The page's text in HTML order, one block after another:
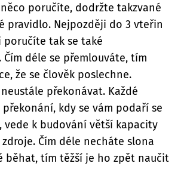
něco poručíte, dodržte takzvané
pravidlo. Nejpozději do 3 vteřin
poručíte tak se také
déle se přemlouváte, tím
že se člověk poslechne.
překonávat. Každé
kdy se vám podaří se
vede k budování větší kapacity
Čím déle necháte slona
běhat, tím těžší je ho zpět naučit